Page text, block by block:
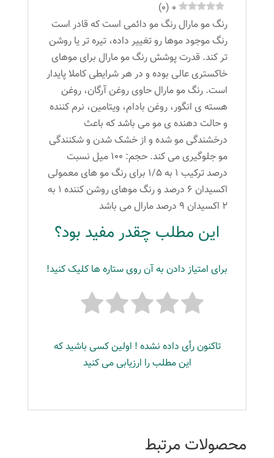
0
(
0
)
رنگ مو مارال رنگ مو دائمی است که قادر است
رنگ موجود موها رو تغییر داده، تیره تر یا روشن
تر کند. قدرت پوشش رنگ مو مارال برای موهای
خاکستری عالی بوده و در هر شرایطی کاملا پایدار
است. رنگ مو مارال حاوی روغن آرگان، روغن
هسته ی انگور، روغن بادام، ویتامین، نرم کننده
و حالت دهنده ی مو می باشد که باعث
درخشندگی مو شده و از خشک شدن و شکنندگی
مو جلوگیری می کند. حجم: ۱۰۰ میل نسبت
درصد ترکیب ۱ به ۱/۵ برای رنگ مو های معمولی
اکسیدان ۶ درصد و رنگ موهای روشن کننده ۱ به
۲ اکسیدان ۹ درصد مارال می باشد
این مطلب چقدر مفید بود؟
برای امتیاز دادن به آن روی ستاره ها کلیک کنید!
تاکنون رأی داده نشده ! اولین کسی باشید که
این مطلب را ارزیابی می کنید
محصولات مرتبط